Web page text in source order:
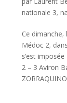
nationale 3,
Ce dimanche,
Médoc 2,
s’est
2 – 3 Aviron